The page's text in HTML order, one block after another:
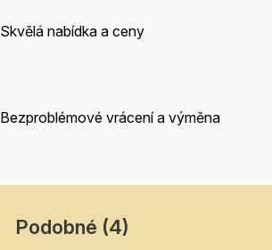
Skvělá nabídka a ceny
Bezproblémové vrácení a výměna
Podobné (4)